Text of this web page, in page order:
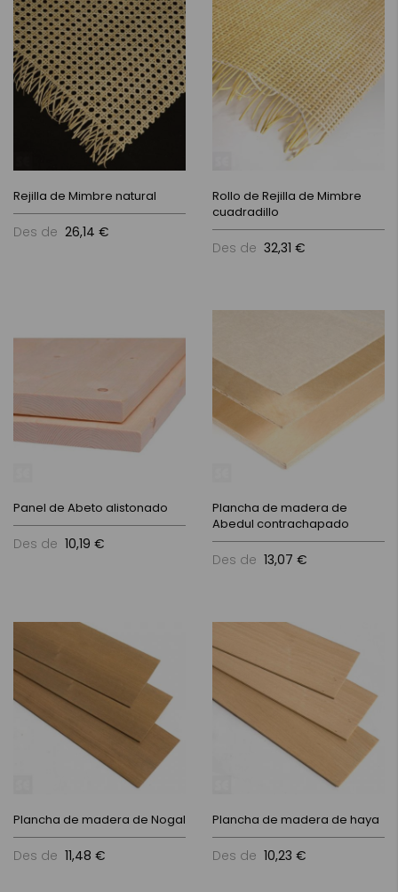
Rejilla de Mimbre natural
Des de 26,14 €
Rollo de Rejilla de Mimbre
cuadradillo
Des de 32,31 €
Panel de Abeto alistonado
Des de 10,19 €
Plancha de madera de
Abedul contrachapado
Des de 13,07 €
Plancha de madera de Nogal
Des de 11,48 €
Plancha de madera de haya
Des de 10,23 €